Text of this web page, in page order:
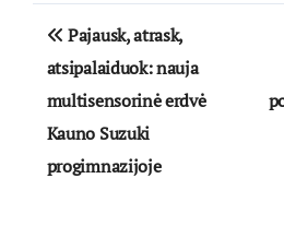
Navigacija
tarp
įrašų
Pajausk, atrask,
atsipalaiduok: nauja
multisensorinė erdvė
Kauno Suzuki
progimnazijoje